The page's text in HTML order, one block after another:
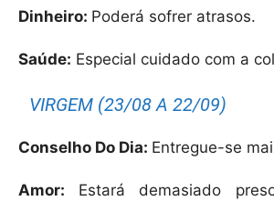
Dinheiro: Poderá sofrer atrasos.
Saúde: Especial cuidado com a
VIRGEM (23/08 A 22/09)
Conselho Do Dia: Entregue-se
Amor: Estará demasiado